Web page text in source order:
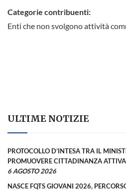
Categorie contribuenti:
Enti che non svolgono attività
ULTIME NOTIZIE
PROTOCOLLO D’INTESA TRA IL
PROMUOVERE CITTADINANZA
6 AGOSTO 2026
NASCE FQTS GIOVANI 2026,